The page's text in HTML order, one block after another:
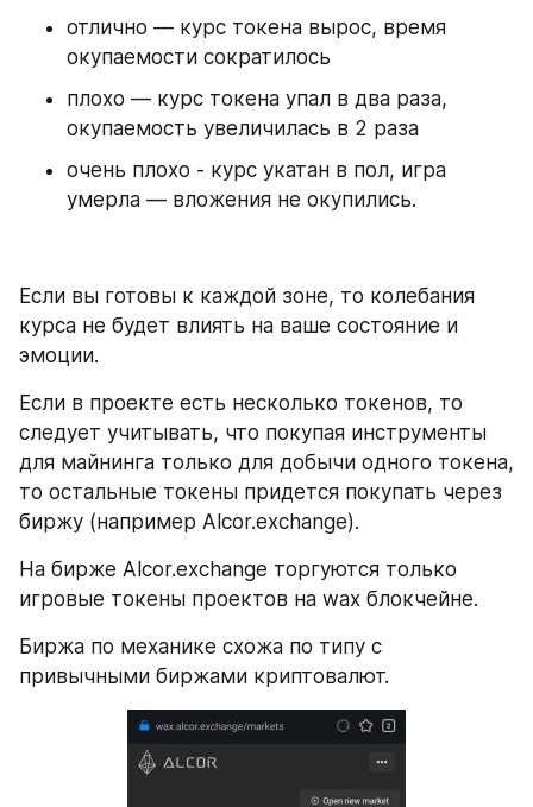
отлично — курс токена вырос, время
окупаемости сократилось
плохо — курс токена упал в два раза,
окупаемость увеличилась в 2 раза
очень плохо - курс укатан в пол, игра
умерла — вложения не окупились.
Если вы готовы к каждой зоне, то колебания
курса не будет влиять на ваше состояние и
эмоции.
Если в проекте есть несколько токенов, то
следует учитывать, что покупая инструменты
для майнинга только для добычи одного токена,
то остальные токены придется покупать через
биржу (например Alcor.exchange).
На бирже Alcor.exchange торгуются только
игровые токены проектов на wax блокчейне.
Биржа по механике схожа по типу с
привычными биржами криптовалют.